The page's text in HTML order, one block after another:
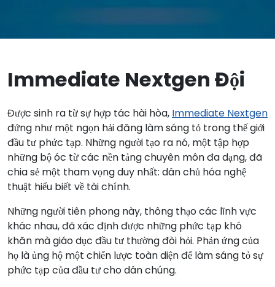
Immediate Nextgen Đội
Được sinh ra từ sự hợp tác hài hòa, Immediate Nextgen
đứng như một ngọn hải đăng làm sáng tỏ trong thế giới
đầu tư phức tạp. Những người tạo ra nó, một tập hợp
những bộ óc từ các nền tảng chuyên môn đa dạng, đã
chia sẻ một tham vọng duy nhất: dân chủ hóa nghệ
thuật hiểu biết về tài chính.
Những người tiên phong này, thông thạo các lĩnh vực
khác nhau, đã xác định được những phức tạp khó
khăn mà giáo dục đầu tư thường đòi hỏi. Phản ứng của
họ là ủng hộ một chiến lược toàn diện để làm sáng tỏ sự
phức tạp của đầu tư cho dân chúng.